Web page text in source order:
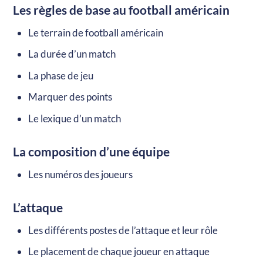
Les règles de base au football américain
Le terrain de football américain
La durée d’un match
La phase de jeu
Marquer des points
Le lexique d’un match
La composition d’une équipe
Les numéros des joueurs
L’attaque
Les différents postes de l’attaque et leur rôle
Le placement de chaque joueur en attaque